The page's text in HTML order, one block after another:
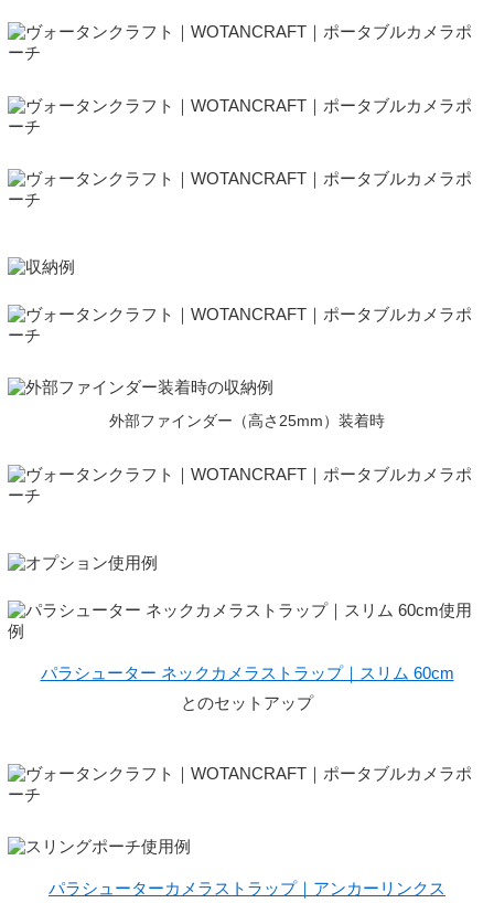
外部ファインダー（高さ25mm）装着時
パラシューター ネックカメラストラップ｜スリム 60cm
とのセットアップ
パラシューターカメラストラップ｜アンカーリンクス